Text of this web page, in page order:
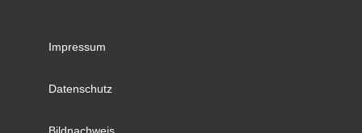
Impressum
Datenschutz